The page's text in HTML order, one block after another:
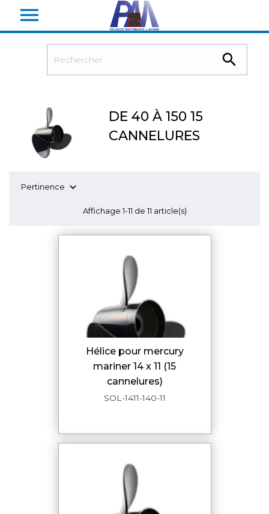


DE 40 À 150 15
CANNELURES
Pertinence 
Affichage 1-11 de 11 article(s)
hélice pour mercury
mariner 14 x 11 (15
cannelures)
SOL-1411-140-11